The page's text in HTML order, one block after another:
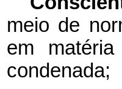
meio de
em
condenada;